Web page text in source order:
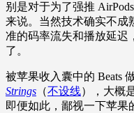
别是对于为了强推
来说。当然技术确实不成
准的码率流失和播放延迟
了。
被苹果收入囊中的 Beats
Strings （不设线），大概
即便如此，鄙视一下苹果